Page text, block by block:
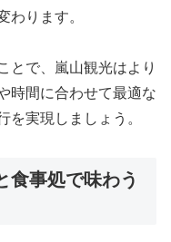
わります。
とで、嵐山観光はより
時間に合わせて最適な
を実現しましょう。
食事処で味わう